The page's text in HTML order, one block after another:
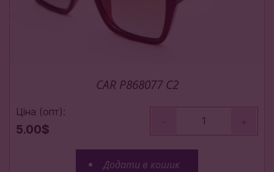
CAR P868077 C2
Ціна (опт):
5.00$
- +
Додати в кошик